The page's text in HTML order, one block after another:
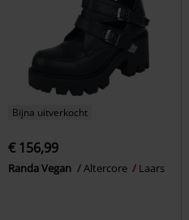
Bijna uitverkocht
€ 156,99
Randa Vegan Altercore Laars